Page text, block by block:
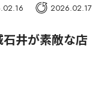
2026.02.17
井が素敵な店